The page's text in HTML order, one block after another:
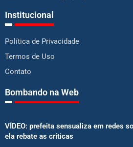
Institucional
Política de Privacidade
Termos de Uso
Contato
Bombando na Web
VÍDEO: prefeita sensualiza em redes
ela rebate as críticas